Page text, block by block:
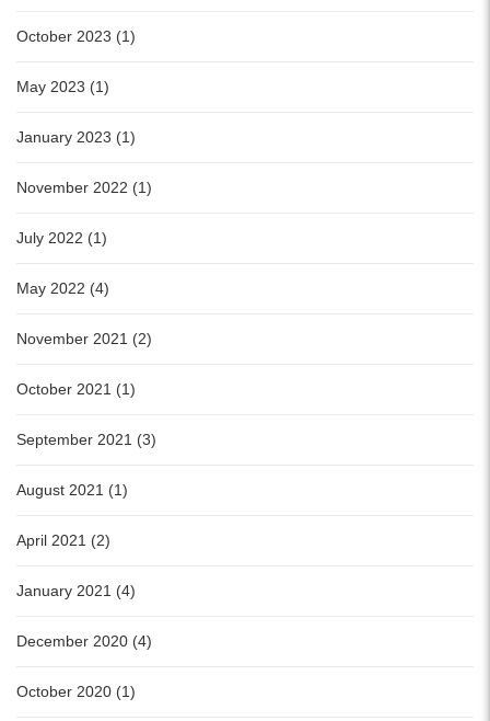
October 2023 (1)
May 2023 (1)
January 2023 (1)
November 2022 (1)
July 2022 (1)
May 2022 (4)
November 2021 (2)
October 2021 (1)
September 2021 (3)
August 2021 (1)
April 2021 (2)
January 2021 (4)
December 2020 (4)
October 2020 (1)